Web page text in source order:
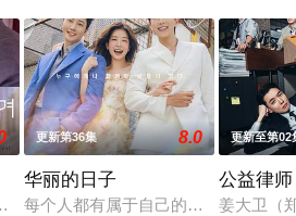
，两次恋爱两次分手之后，李京道和
更新第36集 8.0
华丽的日子
每个人都有属于自己的辉煌岁月。无
更新至第02
公益律师
姜大卫（